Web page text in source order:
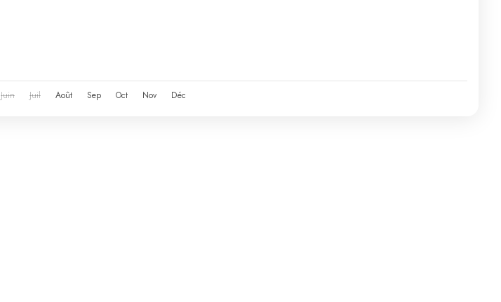
Juin Juil Août Sep Oct Nov Déc